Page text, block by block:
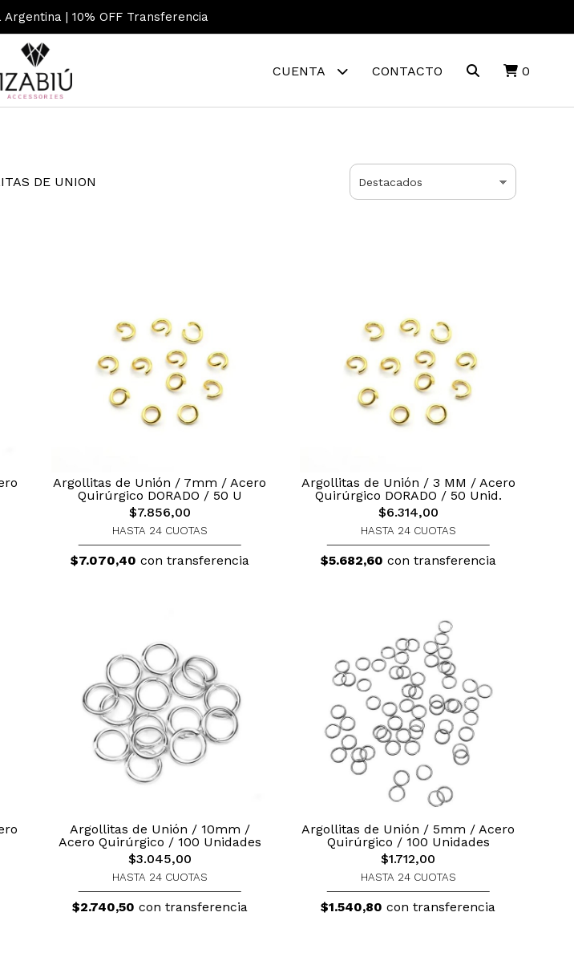
| 10% OFF Transferencia
CUENTA CONTACTO 0
DE UNION
Argollitas de Unión / 7mm / Acero
Quirúrgico DORADO / 50 U
$7.856,00
HASTA 24 CUOTAS
$7.070,40 con transferencia
Argollitas de Unión / 3 MM / Acero
Quirúrgico DORADO / 50 Unid.
$6.314,00
HASTA 24 CUOTAS
$5.682,60 con transferencia
Argollitas de Unión / 10mm /
Acero Quirúrgico / 100 Unidades
$3.045,00
HASTA 24 CUOTAS
$2.740,50 con transferencia
Argollitas de Unión / 5mm / Acero
Quirúrgico / 100 Unidades
$1.712,00
HASTA 24 CUOTAS
$1.540,80 con transferencia